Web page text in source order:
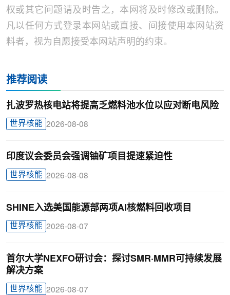
权或其它问题请及时告之，本网将及时修改或删除。
凡以任何方式登录本网站或直接、间接使用本网站资
料者，视为自愿接受本网站声明的约束。
推荐阅读
扎波罗热核电站将提高乏燃料池水位以应对断电风险
世界核能 2026-08-08
印度议会委员会强调铀矿项目提速紧迫性
世界核能 2026-08-08
SHINE入选美国能源部两项AI核燃料回收项目
世界核能 2026-08-07
首尔大学NEXFO研讨会：探讨SMR·MMR可持续发展
解决方案
世界核能 2026-08-07